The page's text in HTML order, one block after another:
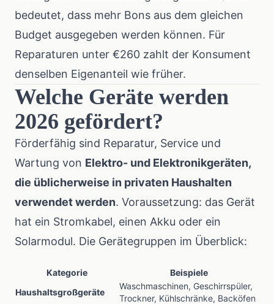
bedeutet, dass mehr Bons aus dem gleichen
Budget ausgegeben werden können. Für
Reparaturen unter €260 zahlt der Konsument
denselben Eigenanteil wie früher.
Welche Geräte werden
2026 gefördert?
Förderfähig sind Reparatur, Service und
Wartung von Elektro- und Elektronikgeräten,
die üblicherweise in privaten Haushalten
verwendet werden. Voraussetzung: das Gerät
hat ein Stromkabel, einen Akku oder ein
Solarmodul. Die Gerätegruppen im Überblick:
Kategorie
Beispiele
Haushaltsgroßgeräte
Waschmaschinen, Geschirrspüler,
Trockner, Kühlschränke, Backöfen